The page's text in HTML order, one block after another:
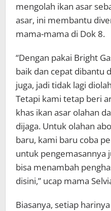
mengolah ikan asar
asar, ini membantu
mama-mama di Dok 8.
“Dengan pakai Bright
baik dan cepat dibantu
juga, jadi tidak lagi
Tetapi kami tetap beri
khas ikan asar olahan
dijaga. Untuk olahan
baru, kami baru coba
untuk pengemasannya
bisa menambah
disini,” ucap mama
Biasanya, setiap